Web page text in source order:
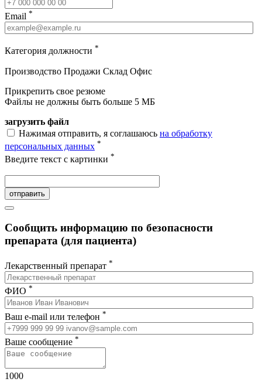
Email *
Категория должности *
Производство Продажи Склад Офис
Прикрепить свое резюме
Файлы не должны быть больше 5 МБ
загрузить файл
Нажимая отправить, я соглашаюсь на обработку
персональных данных *
Введите текст с картинки *
отправить
Сообщить информацию по безопасности
препарата (для пациента)
Лекарственный препарат *
ФИО *
Ваш e-mail или телефон *
Ваше сообщение *
1000